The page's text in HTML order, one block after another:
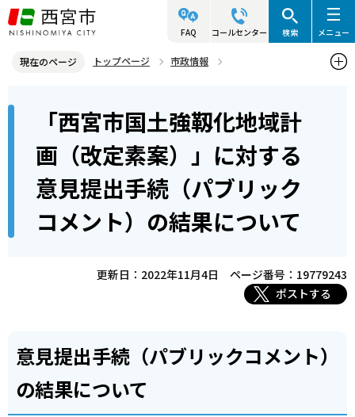
こ
の
ジ
FAQ コールセンター 検索 メニュー
現在のページ トップページ
市政情報
「西宮市国土強靱化地域計画（改定素案）」に対する意見提出手続
（パブリックコメント）の結果について
「西宮市国土強靱化地域計
画（改定素案）」に対する
意見提出手続（パブリック
コメント）の結果について
更新日：2022年11月4日
ページ番号：19779243
ポストする
意見提出手続（パブリックコメント）
の結果について